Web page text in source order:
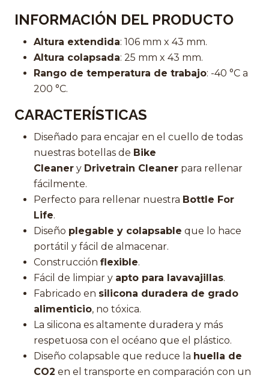
INFORMACIÓN DEL PRODUCTO
Altura extendida: 106 mm x 43 mm.
Altura colapsada: 25 mm x 43 mm.
Rango de temperatura de trabajo: -40 °C a
200 °C.
CARACTERÍSTICAS
Diseñado para encajar en el cuello de todas
nuestras botellas de Bike
Cleaner y Drivetrain Cleaner para rellenar
fácilmente.
Perfecto para rellenar nuestra Bottle For
Life.
Diseño plegable y colapsable que lo hace
portátil y fácil de almacenar.
Construcción flexible.
Fácil de limpiar y apto para lavavajillas.
Fabricado en silicona duradera de grado
alimenticio, no tóxica.
La silicona es altamente duradera y más
respetuosa con el océano que el plástico.
Diseño colapsable que reduce la huella de
CO2 en el transporte en comparación con un